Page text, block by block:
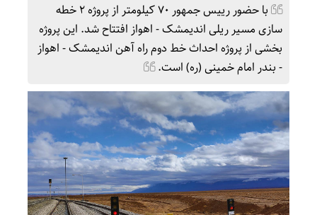
با حضور رییس جمهور 70 کیلومتر از پروژه 2 خطه
سازی مسیر ریلی اندیمشک - اهواز افتتاح شد. این پروژه
بخشی از پروژه احداث خط دوم راه آهن اندیمشک - اهواز
- بندر امام خمینی (ره) است.